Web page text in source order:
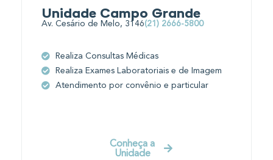
Unidade Campo Grande
Av. Cesário de Melo, 3146(21) 2666-5800
Realiza Consultas Médicas
Realiza Exames Laboratoriais e de Imagem
Atendimento por convênio e particular
Conheça a
Unidade